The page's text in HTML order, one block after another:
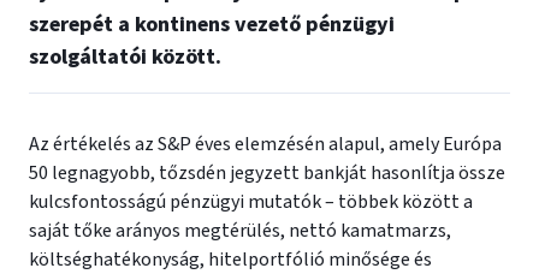
szerepét a kontinens vezető pénzügyi
szolgáltatói között.
Az értékelés az S&P éves elemzésén alapul, amely Európa
50 legnagyobb, tőzsdén jegyzett bankját hasonlítja össze
kulcsfontosságú pénzügyi mutatók – többek között a
saját tőke arányos megtérülés, nettó kamatmarzs,
költséghatékonyság, hitelportfólió minősége és